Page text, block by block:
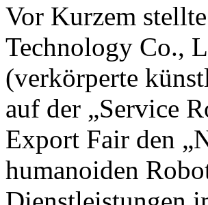
Vor Kurzem
Technology Co.,
(verkörperte
auf der „Service
Export Fair den
humanoiden